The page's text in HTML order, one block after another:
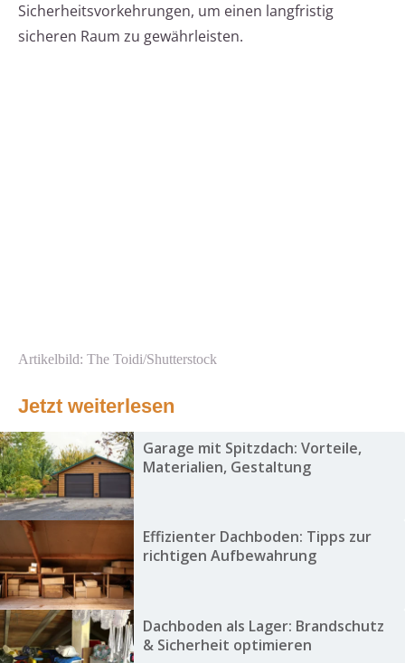
Sicherheitsvorkehrungen, um einen langfristig
sicheren Raum zu gewährleisten.
Artikelbild: The Toidi/Shutterstock
Jetzt weiterlesen
Garage mit Spitzdach: Vorteile,
Materialien, Gestaltung
Effizienter Dachboden: Tipps zur
richtigen Aufbewahrung
Dachboden als Lager: Brandschutz
& Sicherheit optimieren